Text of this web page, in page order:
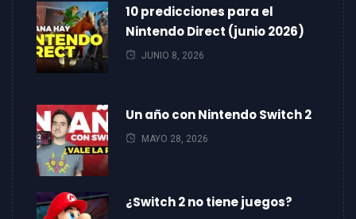
10 predicciones para el
Nintendo Direct (junio 2026)
JUNIO 8, 2026
Un año con Nintendo Switch 2
MAYO 28, 2026
¿Switch 2 no tiene juegos?